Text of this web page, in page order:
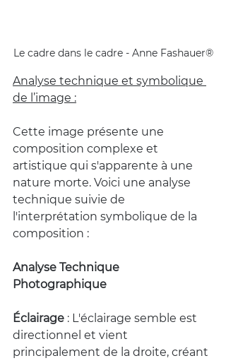
Le cadre dans le cadre - Anne Fashauer®
Analyse technique et symbolique
de l’image :
Cette image présente une
composition complexe et
artistique qui s'apparente à une
nature morte. Voici une analyse
technique suivie de
l'interprétation symbolique de la
composition :
Analyse Technique
Photographique
Éclairage : L'éclairage semble est
directionnel et vient
principalement de la droite, créant